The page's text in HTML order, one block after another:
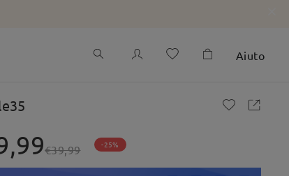
Aiuto
€39,99 -25%